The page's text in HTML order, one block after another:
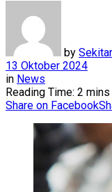
by
13 Oktober 2024
in News
Reading Time: 2
Share on Facebook